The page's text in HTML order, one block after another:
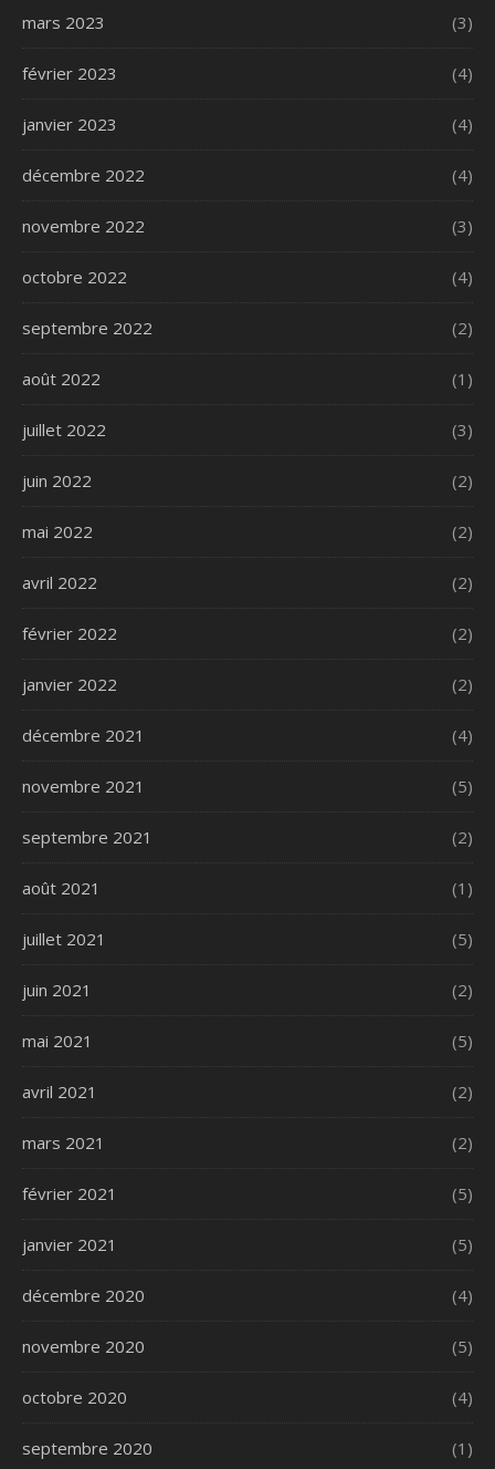
mars 2023 (3)
février 2023 (4)
janvier 2023 (4)
décembre 2022 (4)
novembre 2022 (3)
octobre 2022 (4)
septembre 2022 (2)
août 2022 (1)
juillet 2022 (3)
juin 2022 (2)
mai 2022 (2)
avril 2022 (2)
février 2022 (2)
janvier 2022 (2)
décembre 2021 (4)
novembre 2021 (5)
septembre 2021 (2)
août 2021 (1)
juillet 2021 (5)
juin 2021 (2)
mai 2021 (5)
avril 2021 (2)
mars 2021 (2)
février 2021 (5)
janvier 2021 (5)
décembre 2020 (4)
novembre 2020 (5)
octobre 2020 (4)
septembre 2020 (1)